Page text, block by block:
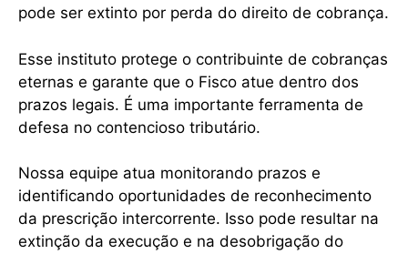
pode ser extinto por perda do direito de cobrança.
Esse instituto protege o contribuinte de cobranças
eternas e garante que o Fisco atue dentro dos
prazos legais. É uma importante ferramenta de
defesa no contencioso tributário.
Nossa equipe atua monitorando prazos e
identificando oportunidades de reconhecimento
da prescrição intercorrente. Isso pode resultar na
extinção da execução e na desobrigação do